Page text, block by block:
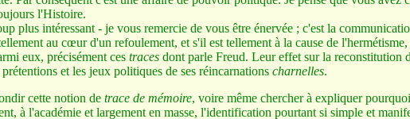
l'Histoire.
plus intéressant - je vous remercie de vous être énervée ; c'est la
au cœur d'un refoulement, et s'il est tellement à la cause de
eux, précisément ces traces dont parle Freud. Leur effet sur la reconstitution
et les jeux politiques de ses réincarnations charnelles.
cette notion de trace de mémoire, voire même chercher à expliquer
à l'académie et largement en masse, l'identification pourtant si simple et